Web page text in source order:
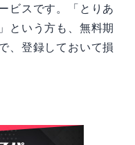
ビスです。「とりあ
という方も、無料期
、登録しておいて損